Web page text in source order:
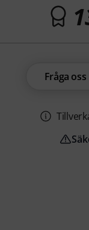
Fråga oss